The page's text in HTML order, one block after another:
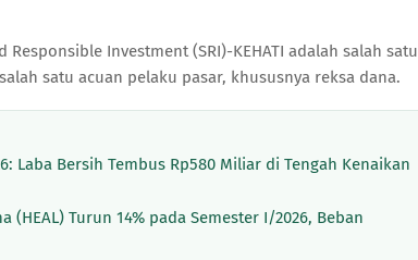
Investment (SRI)-KEHATI adalah salah satu
satu acuan pelaku pasar, khususnya reksa dana.
Laba Bersih Tembus Rp580 Miliar di Tengah Kenaikan
(HEAL) Turun 14% pada Semester I/2026, Beban